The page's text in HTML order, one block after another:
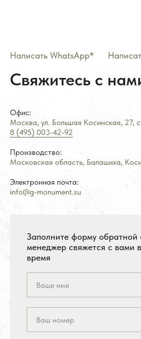
Написать WhatsApp*
Свяжитесь с
Офис:
Москва, ул. Большая Косинская, 27,
8 (495) 003-42-92
Производство:
Московская область, Балашиха,
Электронная почта:
info@g-monument.su
Заполните форму обратной
менеджер свяжется с вами
время